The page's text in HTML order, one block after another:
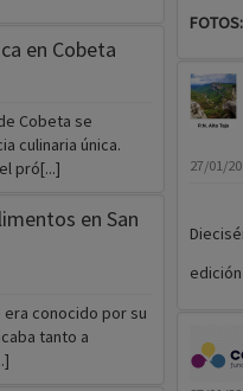
en Cobeta
Cobeta se
culinaria única.
pró[...]
en San
conocido por su
tanto a
27/01/